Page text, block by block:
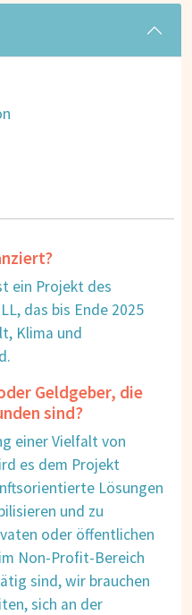
ein Projekt des
das bis Ende 2025
Klima und
Geldgeber, die
sind?
einer Vielfalt von
es dem Projekt
Lösungen
und zu
oder öffentlichen
Non-Profit-Bereich
sind, wir brauchen
sich an der